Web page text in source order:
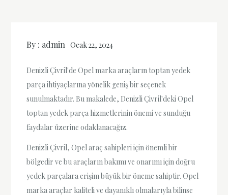
By : admin Ocak 22, 2024
Denizli Çivril'de Opel marka araçların toptan yedek
parça ihtiyaçlarına yönelik geniş bir seçenek
sunulmaktadır. Bu makalede, Denizli Çivril'deki Opel
toptan yedek parça hizmetlerinin önemi ve sunduğu
faydalar üzerine odaklanacağız.
Denizli Çivril, Opel araç sahipleri için önemli bir
bölgedir ve bu araçların bakımı ve onarımı için doğru
yedek parçalara erişim büyük bir öneme sahiptir. Opel
marka araçlar kaliteli ve dayanıklı olmalarıyla bilinse